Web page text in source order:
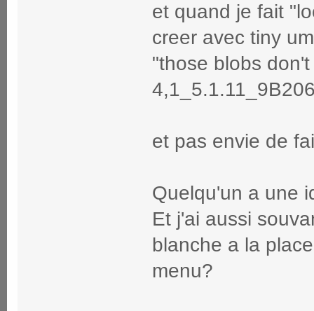
et quand je fait
creer avec tiny
"those blobs
et pas envie de
Quelqu'un a une
Et j'ai aussi
blanche a la
menu?